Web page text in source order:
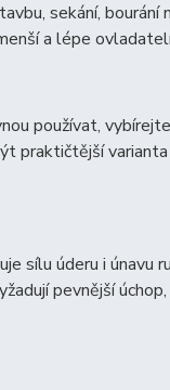
sekání,
a lépe
používat,
praktičtější
sílu úderu i únavu
pevnější